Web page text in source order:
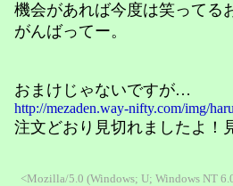
機会があれば今度は笑ってる
がんばってー。
おまけじゃないですが…
http://mezaden.way-nifty.com/img/
注文どおり見切れましたよ！
<Mozilla/5.0 (Windows; U; Windows NT